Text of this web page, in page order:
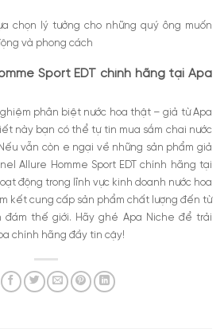
chọn lý tưởng cho những quý ông muốn
và phong cách
Sport EDT chính hãng tại Apa
phân biệt nước hoa thật – giả từ Apa
này bạn có thể tự tin mua sắm chai nước
vẫn còn e ngại về những sản phẩm giả
Allure Homme Sport EDT chính hãng tại
động trong lĩnh vực kinh doanh nước hoa
kết cung cấp sản phẩm chất lượng đến từ
đám thế giới. Hãy ghé Apa Niche để trải
chính hãng đầy tin cậy!